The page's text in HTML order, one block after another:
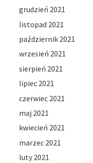
grudzień 2021
listopad 2021
październik 2021
wrzesień 2021
sierpień 2021
lipiec 2021
czerwiec 2021
maj 2021
kwiecień 2021
marzec 2021
luty 2021